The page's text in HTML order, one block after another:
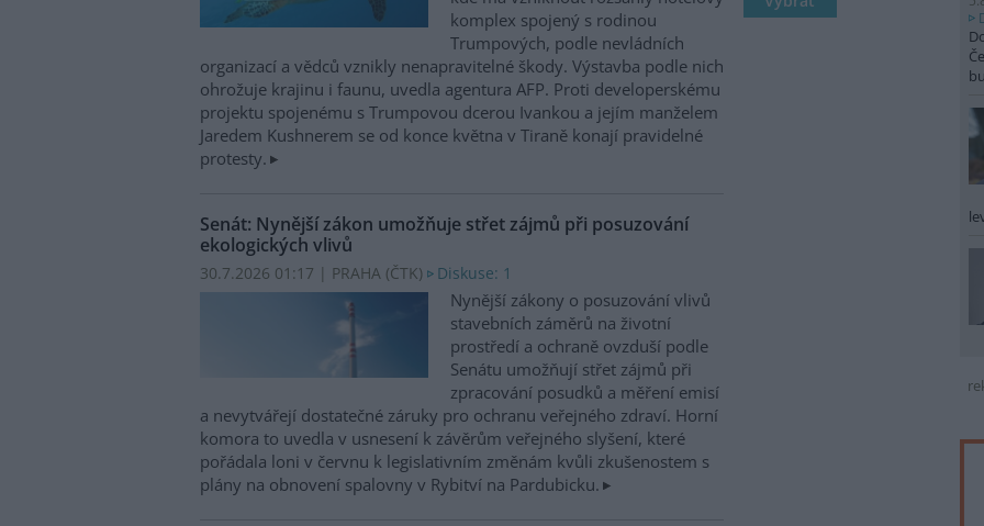
komplex spojený s rodinou
Trumpových, podle nevládních
organizací a vědců vznikly nenapravitelné škody. Výstavba podle nich
ohrožuje krajinu i faunu, uvedla agentura AFP. Proti developerskému
projektu spojenému s Trumpovou dcerou Ivankou a jejím manželem
Jaredem Kushnerem se od konce května v Tiraně konají pravidelné
protesty.
Senát: Nynější zákon umožňuje střet zájmů při posuzování
ekologických vlivů
30.7.2026 01:17 | PRAHA (ČTK) Diskuse: 1
Nynější zákony o posuzování vlivů
stavebních záměrů na životní
prostředí a ochraně ovzduší podle
Senátu umožňují střet zájmů při
zpracování posudků a měření emisí
a nevytvářejí dostatečné záruky pro ochranu veřejného zdraví. Horní
komora to uvedla v usnesení k závěrům veřejného slyšení, které
pořádala loni v červnu k legislativním změnám kvůli zkušenostem s
plány na obnovení spalovny v Rybitví na Pardubicku.